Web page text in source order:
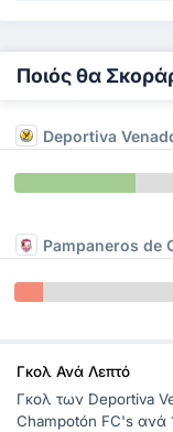
Ποιός θα
Deportiva
Pampaneros de
Γκολ Ανά Λεπτό
Γκολ των Deportiva
Champotón FC's ανά